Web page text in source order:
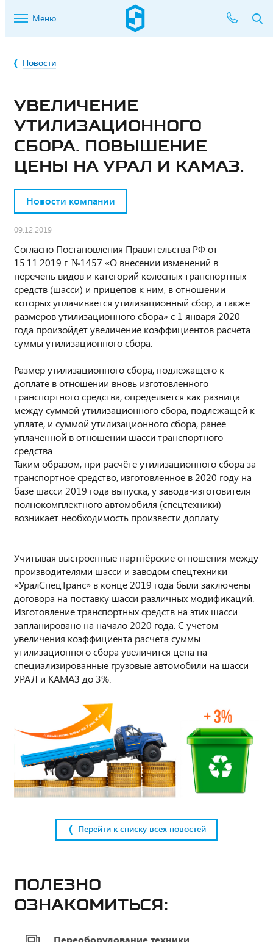
Меню
Новости
УВЕЛИЧЕНИЕ
УТИЛИЗАЦИОННОГО
СБОРА. ПОВЫШЕНИЕ
ЦЕНЫ НА УРАЛ И КАМАЗ.
Новости компании
09.12.2019
Согласно Постановления Правительства РФ от
15.11.2019 г. №1457 «О внесении изменений в
перечень видов и категорий колесных транспортных
средств (шасси) и прицепов к ним, в отношении
которых уплачивается утилизационный сбор, а также
размеров утилизационного сбора» с 1 января 2020
года произойдет увеличение коэффициентов расчета
суммы утилизационного сбора.
Размер утилизационного сбора, подлежащего к
доплате в отношении вновь изготовленного
транспортного средства, определяется как разница
между суммой утилизационного сбора, подлежащей к
уплате, и суммой утилизационного сбора, ранее
уплаченной в отношении шасси транспортного
средства.
Таким образом, при расчёте утилизационного сбора за
транспортное средство, изготовленное в 2020 году на
базе шасси 2019 года выпуска, у завода-изготовителя
полнокомплектного автомобиля (спецтехники)
возникает необходимость произвести доплату.
Учитывая выстроенные партнёрские отношения между
производителями шасси и заводом спецтехники
«УралСпецТранс» в конце 2019 года были заключены
договора на поставку шасси различных модификаций.
Изготовление транспортных средств на этих шасси
запланировано на начало 2020 года. С учетом
увеличения коэффициента расчета суммы
утилизационного сбора увеличится цена на
специализированные грузовые автомобили на шасси
УРАЛ и КАМАЗ до 3%.
Перейти к списку всех новостей
Полезно
ознакомиться:
Переоборудование техники